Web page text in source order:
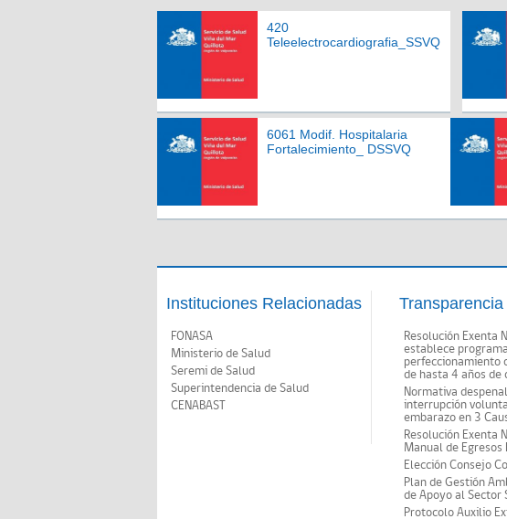
420
Teleelectrocardiografia_SSVQ
6061 Modif. Hospitalaria
Fortalecimiento_ DSSVQ
Instituciones Relacionadas
FONASA
Ministerio de Salud
Seremi de Salud
Superintendencia de Salud
CENABAST
Transparencia
Resolución Exenta
establece
perfeccionamiento
de hasta 4 años de
Normativa
interrupción
embarazo en 3
Resolución Exenta
Manual de
Elección Consejo
Plan de Gestión
de Apoyo al Sector
Protocolo Auxilio